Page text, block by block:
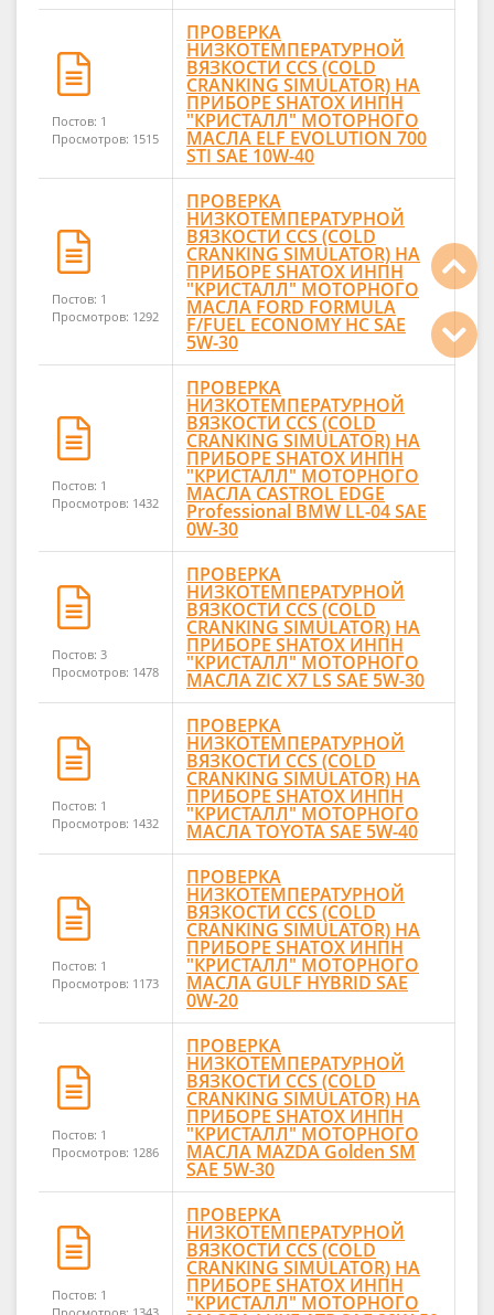
Постов: 1
Просмотров: 1515
ПРОВЕРКА
НИЗКОТЕМПЕРАТУРНОЙ
ВЯЗКОСТИ CCS (COLD
CRANKING SIMULATOR) НА
ПРИБОРЕ SHATOX ИНПН
"КРИСТАЛЛ" МОТОРНОГО
МАСЛА ELF EVOLUTION 700
STI SAE 10W-40
Постов: 1
Просмотров: 1292
ПРОВЕРКА
НИЗКОТЕМПЕРАТУРНОЙ
ВЯЗКОСТИ CCS (COLD
CRANKING SIMULATOR) НА
ПРИБОРЕ SHATOX ИНПН
"КРИСТАЛЛ" МОТОРНОГО
МАСЛА FORD FORMULA
F/FUEL ECONOMY HC SAE
5W-30
Постов: 1
Просмотров: 1432
ПРОВЕРКА
НИЗКОТЕМПЕРАТУРНОЙ
ВЯЗКОСТИ CCS (COLD
CRANKING SIMULATOR) НА
ПРИБОРЕ SHATOX ИНПН
"КРИСТАЛЛ" МОТОРНОГО
МАСЛА CASTROL EDGE
Professional BMW LL-04 SAE
0W-30
Постов: 3
Просмотров: 1478
ПРОВЕРКА
НИЗКОТЕМПЕРАТУРНОЙ
ВЯЗКОСТИ CCS (COLD
CRANKING SIMULATOR) НА
ПРИБОРЕ SHATOX ИНПН
"КРИСТАЛЛ" МОТОРНОГО
МАСЛА ZIC X7 LS SAE 5W-30
Постов: 1
Просмотров: 1432
ПРОВЕРКА
НИЗКОТЕМПЕРАТУРНОЙ
ВЯЗКОСТИ CCS (COLD
CRANKING SIMULATOR) НА
ПРИБОРЕ SHATOX ИНПН
"КРИСТАЛЛ" МОТОРНОГО
МАСЛА TOYOTA SAE 5W-40
Постов: 1
Просмотров: 1173
ПРОВЕРКА
НИЗКОТЕМПЕРАТУРНОЙ
ВЯЗКОСТИ CCS (COLD
CRANKING SIMULATOR) НА
ПРИБОРЕ SHATOX ИНПН
"КРИСТАЛЛ" МОТОРНОГО
МАСЛА GULF HYBRID SAE
0W-20
Постов: 1
Просмотров: 1286
ПРОВЕРКА
НИЗКОТЕМПЕРАТУРНОЙ
ВЯЗКОСТИ CCS (COLD
CRANKING SIMULATOR) НА
ПРИБОРЕ SHATOX ИНПН
"КРИСТАЛЛ" МОТОРНОГО
МАСЛА MAZDA Golden SM
SAE 5W-30
Постов: 1
ПРОВЕРКА
НИЗКОТЕМПЕРАТУРНОЙ
ВЯЗКОСТИ CCS (COLD
CRANKING SIMULATOR) НА
ПРИБОРЕ SHATOX ИНПН
"КРИСТАЛЛ" МОТОРНОГО